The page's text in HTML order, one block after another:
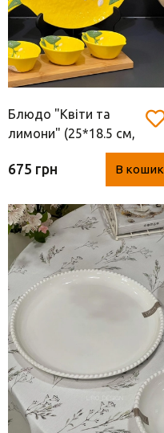
Блюдо "Квіти та
лимони" (25*18.5 см,
Італія, порцеляна)
675 грн В кошик